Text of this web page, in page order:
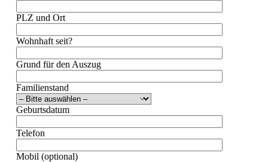
PLZ und Ort
Wohnhaft seit?
Grund für den Auszug
Familienstand
Geburtsdatum
Telefon
Mobil (optional)